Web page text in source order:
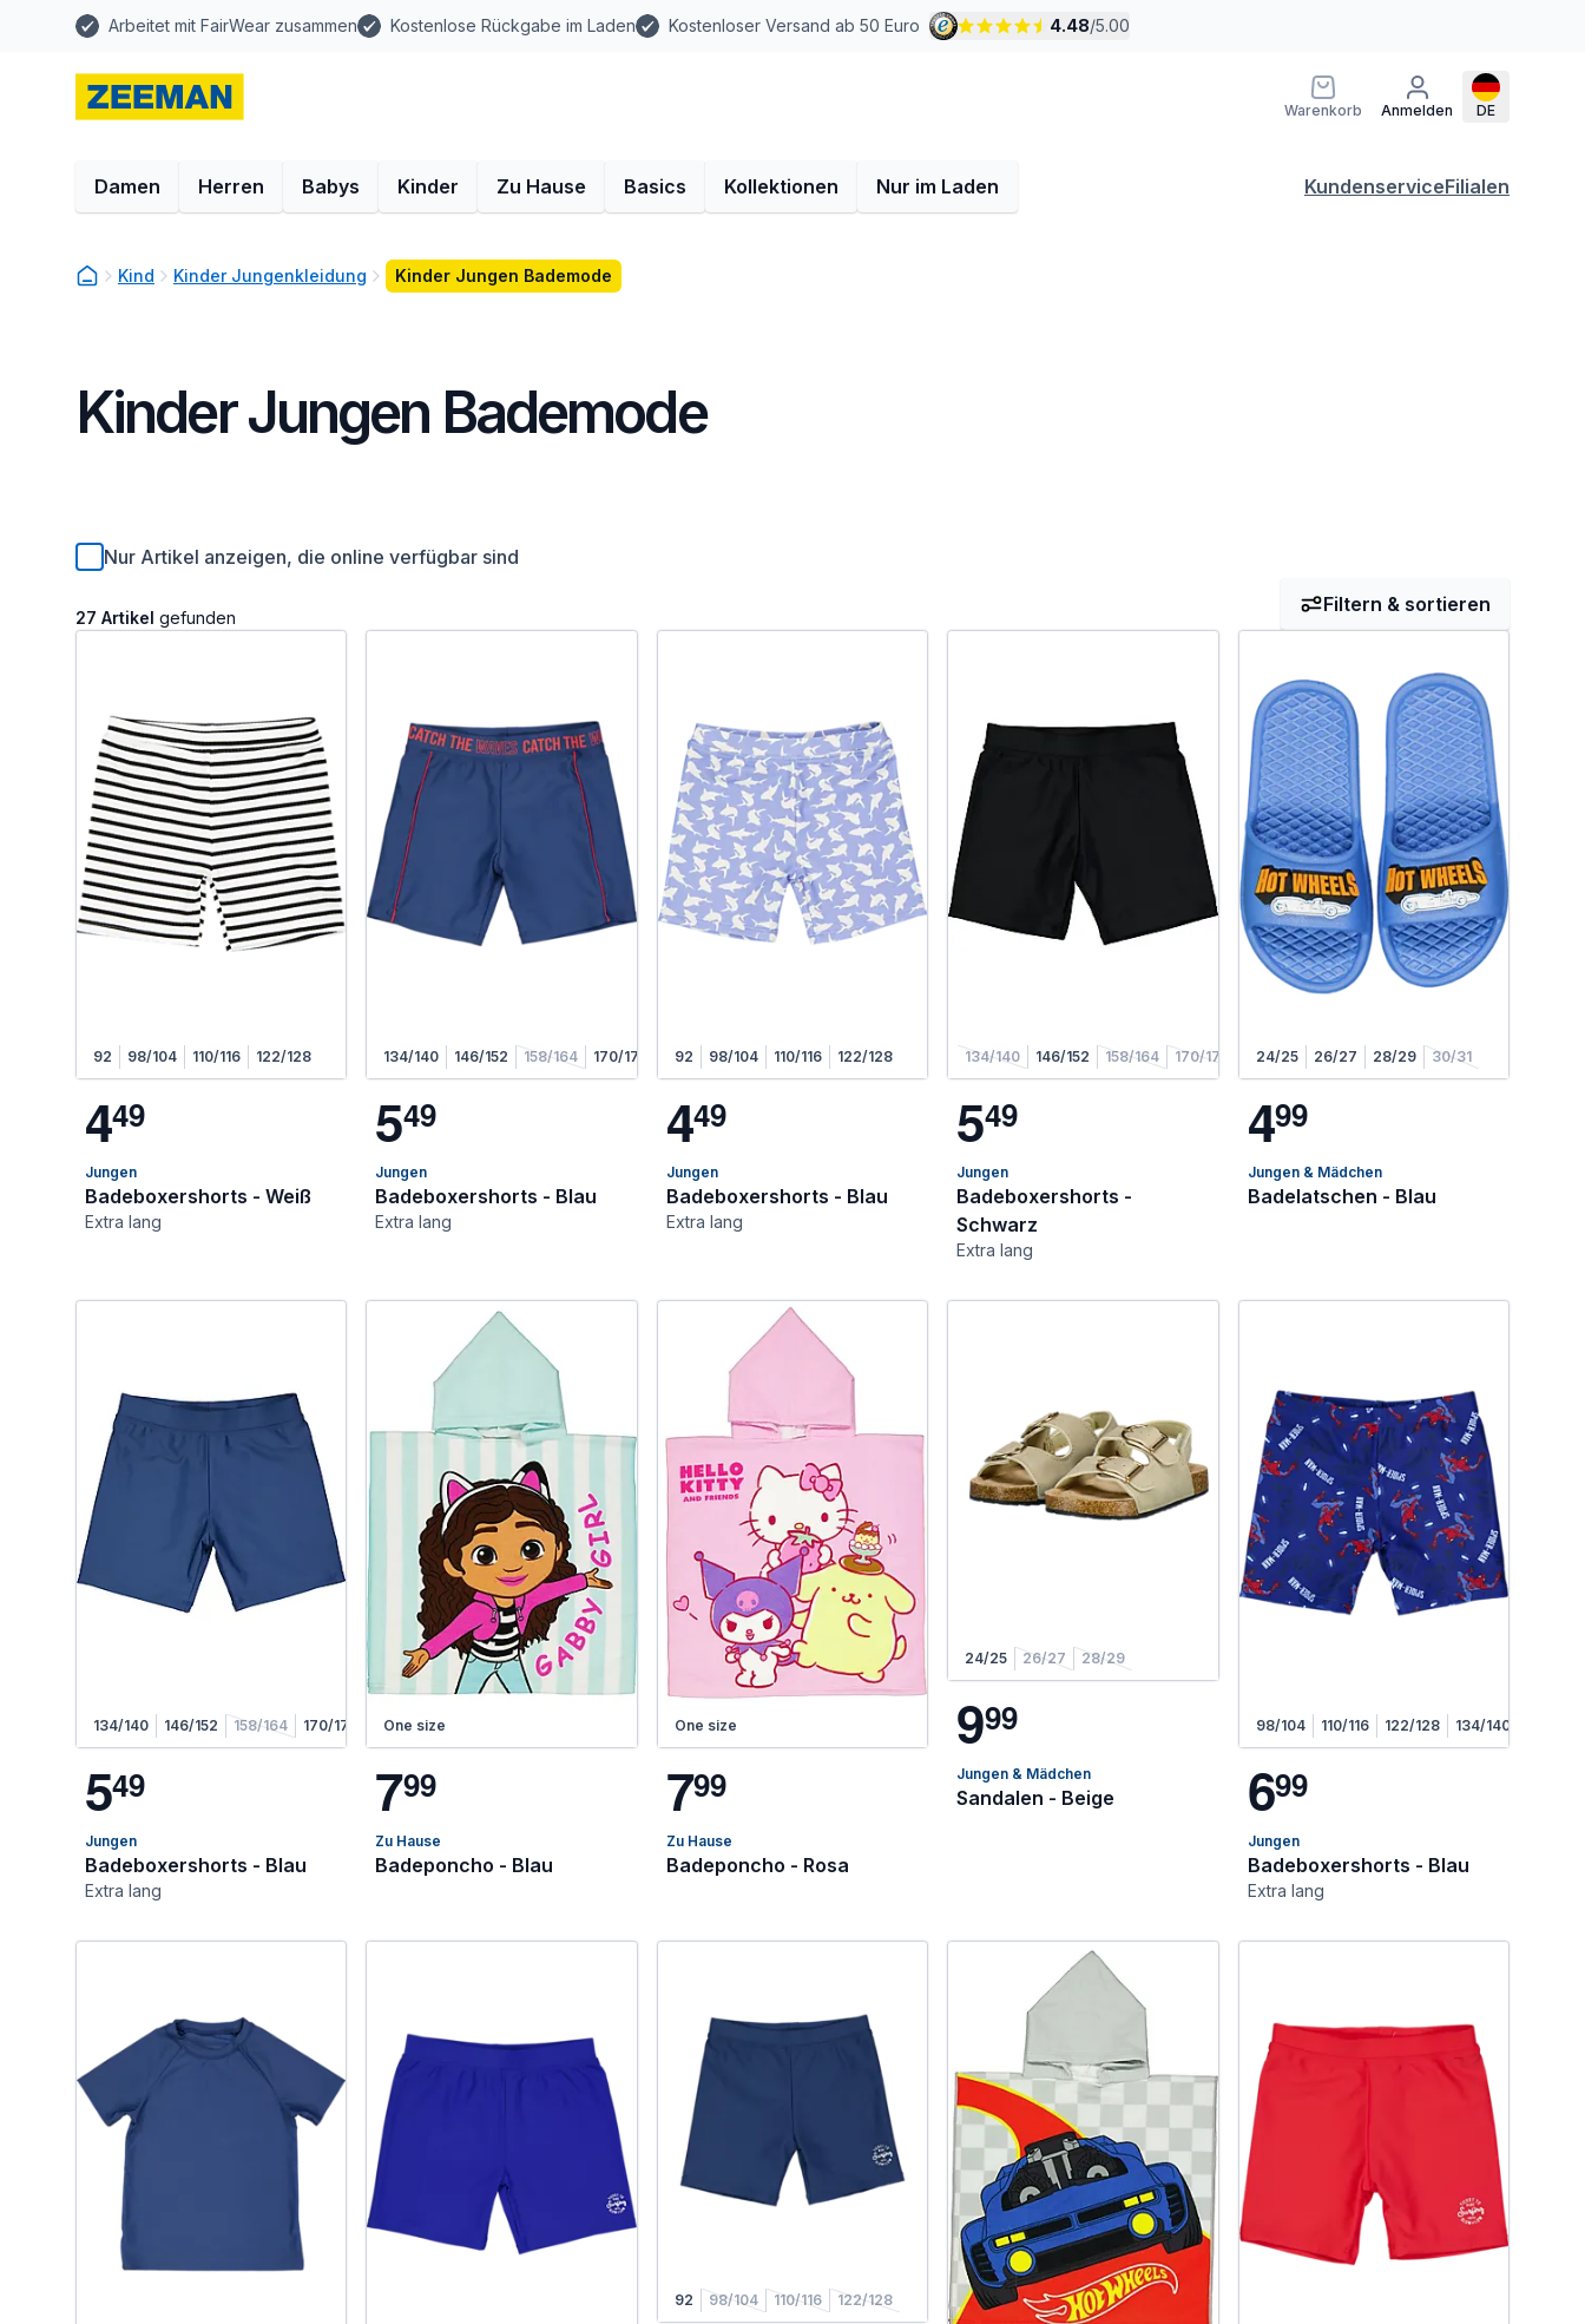
Arbeitet mit FairWear zusammen Kostenlose Rückgabe im Laden Kostenloser Versand ab 50 Euro 4.48/5.00
Warenkorb Anmelden DE
Damen Herren Babys Kinder Zu Hause Basics Kollektionen Nur im Laden KundenserviceFilialen
Kind Kinder Jungenkleidung Kinder Jungen Bademode
Kinder Jungen Bademode
Nur Artikel anzeigen, die online verfügbar sind
27 Artikel gefunden
Filtern & sortieren
92 98/104 110/116 122/128
449
Jungen
Badeboxershorts - Weiß
Extra lang
134/140 146/152 158/164 170/176
549
Jungen
Badeboxershorts - Blau
Extra lang
92 98/104 110/116 122/128
449
Jungen
Badeboxershorts - Blau
Extra lang
134/140 146/152 158/164 170/176
549
Jungen
Badeboxershorts -
Schwarz
Extra lang
24/25 26/27 28/29 30/31
499
Jungen & Mädchen
Badelatschen - Blau
134/140 146/152 158/164 170/176
549
Jungen
Badeboxershorts - Blau
Extra lang
One size
799
Zu Hause
Badeponcho - Blau
One size
799
Zu Hause
Badeponcho - Rosa
24/25 26/27 28/29
999
Jungen & Mädchen
Sandalen - Beige
98/104 110/116 122/128 134/140
699
Jungen
Badeboxershorts - Blau
Extra lang
92 98/104 110/116 122/128